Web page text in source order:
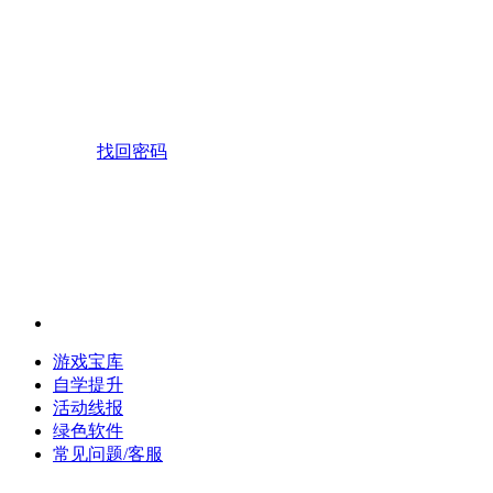
找回密码
游戏宝库
自学提升
活动线报
绿色软件
常见问题/客服